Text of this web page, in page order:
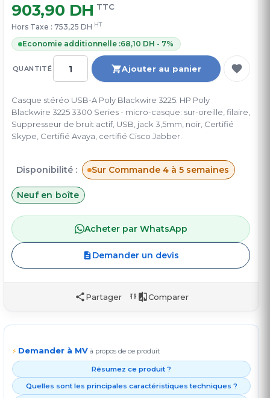
QUANTITÉ Ajouter au panier
903,90 DH TTC
Hors Taxe : 753,25 DH HT
Economie additionnelle :68,10 DH - 7%
Casque stéréo USB-A Poly Blackwire 3225. HP Poly
Blackwire 3225 3300 Series - micro-casque: sur-oreille, filaire,
Suppresseur de bruit actif, USB, jack 3,5mm, noir, Certifié
Skype, Certifié Avaya, certifié Cisco Jabber.
Disponibilité : Sur Commande 4 à 5 semaines
Neuf en boîte
Acheter par WhatsApp
Demander un devis
Partager Comparer
⚡ Demander à MV à propos de ce produit
Résumez ce produit ?
Quelles sont les principales caractéristiques techniques ?